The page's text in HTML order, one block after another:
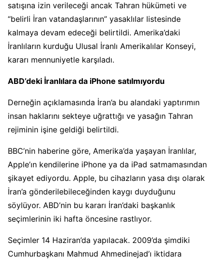
satışına izin verileceği ancak Tahran hükümeti ve
“belirli İran vatandaşlarının” yasaklılar listesinde
kalmaya devam edeceği belirtildi. Amerika’daki
İranlıların kurduğu Ulusal İranlı Amerikalılar Konseyi,
kararı mennuniyetle karşıladı.
ABD’deki İranlılara da iPhone satılmıyordu
Derneğin açıklamasında İran’a bu alandaki yaptırımın
insan haklarını sekteye uğrattığı ve yasağın Tahran
rejiminin işine geldiği belirtildi.
BBC’nin haberine göre, Amerika’da yaşayan İranlılar,
Apple’ın kendilerine iPhone ya da iPad satmamasından
şikayet ediyordu. Apple, bu cihazların yasa dışı olarak
İran’a gönderilebileceğinden kaygı duyduğunu
söylüyor. ABD’nin bu kararı İran’daki başkanlık
seçimlerinin iki hafta öncesine rastlıyor.
Seçimler 14 Haziran’da yapılacak. 2009’da şimdiki
Cumhurbaşkanı Mahmud Ahmedinejad’ı iktidara